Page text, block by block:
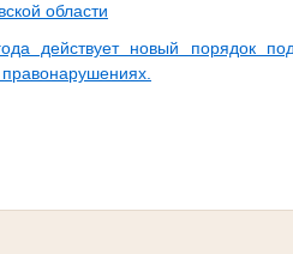
области
действует новый порядок